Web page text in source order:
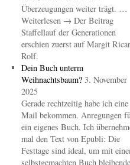
Überzeugungen weiter trägt. …
Weiterlesen → Der Beitrag
Staffellauf der Generationen
erschien zuerst auf Margit
Rolf.
Dein Buch unterm
Weihnachtsbaum? 3. November
2025
Gerade rechtzeitig habe ich eine
Mail bekommen. Anregungen
ein eigenes Buch. Ich
mal den Text von Epubli: Die
Festtage sind ideal, um mit
selbstgemachten Buch bleibende